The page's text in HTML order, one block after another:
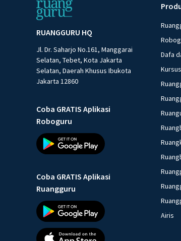
RUANGGURU HQ
Jl. Dr. Saharjo No.161, Manggarai
Selatan, Tebet, Kota Jakarta
Selatan, Daerah Khusus Ibukota
Jakarta 12860
Coba GRATIS Aplikasi
Roboguru
Coba GRATIS Aplikasi
Ruangguru
Dafa
Airis